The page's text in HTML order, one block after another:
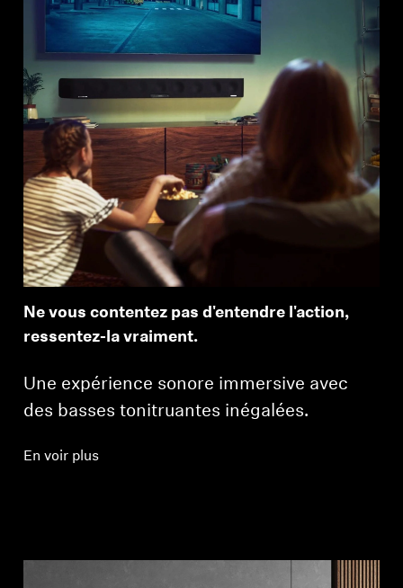
Ne vous contentez pas d'entendre l'action,
ressentez-la vraiment.
Une expérience sonore immersive avec
des basses tonitruantes inégalées.
En voir plus